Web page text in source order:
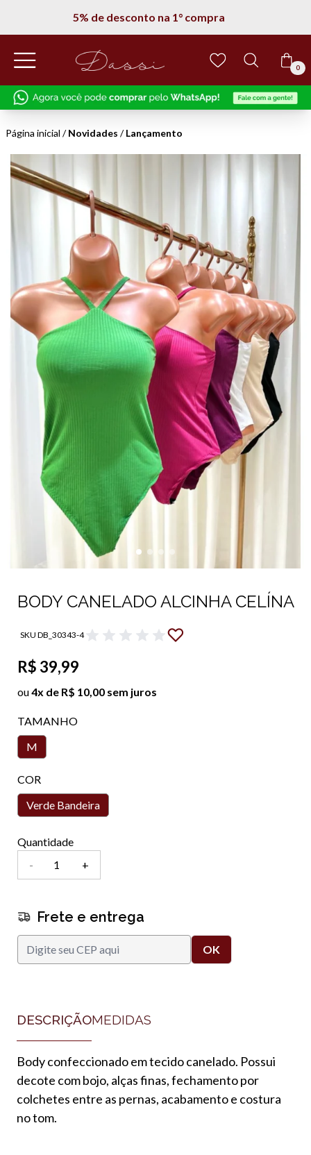
5% de desconto na 1° compra
0
Página inicial /Novidades /Lançamento
BODY CANELADO ALCINHA CELÍNA
SKU DB_30343-4
R$ 39,99
ou4x de R$ 10,00 sem juros
TAMANHO
M
COR
Verde Bandeira
Quantidade
-
+
Frete e entrega
DESCRIÇÃOMEDIDAS
Body confeccionado em tecido canelado. Possui
decote com bojo, alças finas, fechamento por
colchetes entre as pernas, acabamento e costura
no tom.